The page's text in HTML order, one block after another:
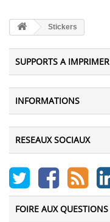
Stickers
SUPPORTS A IMPRIMER
INFORMATIONS
RESEAUX SOCIAUX
FOIRE AUX QUESTIONS